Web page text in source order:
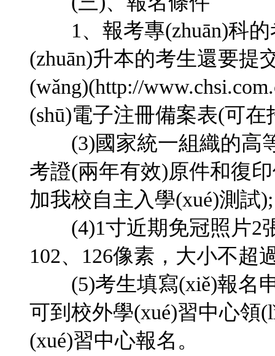
1、報考專(zhuān)科
(zhuān)升本的考生還要提
(wǎng)(http://
(shū)電子注冊備案表(可
(3)國家統一組織的高等
考證(兩年有效)原件和復
加我校自主入學(xué)測試);
(4)1寸近期免冠照片2張
102、126像素，大小不超
(5)考生填寫(xiě)報名申
可到校外學(xué)習中心領
(xué)習中心報名。